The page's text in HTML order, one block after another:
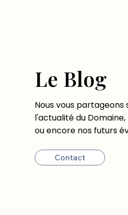
Le Blog
Nous vous
l'actualité du
ou encore nos futurs
Contact